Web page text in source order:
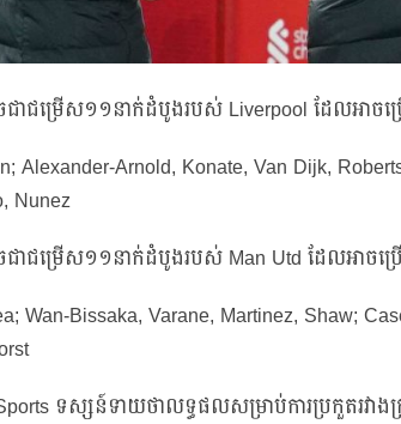
ជាជម្រើស១១នាក់ដំបូងរបស់ Liverpool ដែលអាច
Alexander-Arnold, Konate, Van Dijk,
Nunez
ជាជម្រើស១១នាក់ដំបូងរបស់ Man Utd ដែលអាចប្
Wan-Bissaka, Varane, Martinez, Shaw;
ទស្សន៍ទាយថាលទ្ធផលសម្រាប់ការប្រកួតរវា